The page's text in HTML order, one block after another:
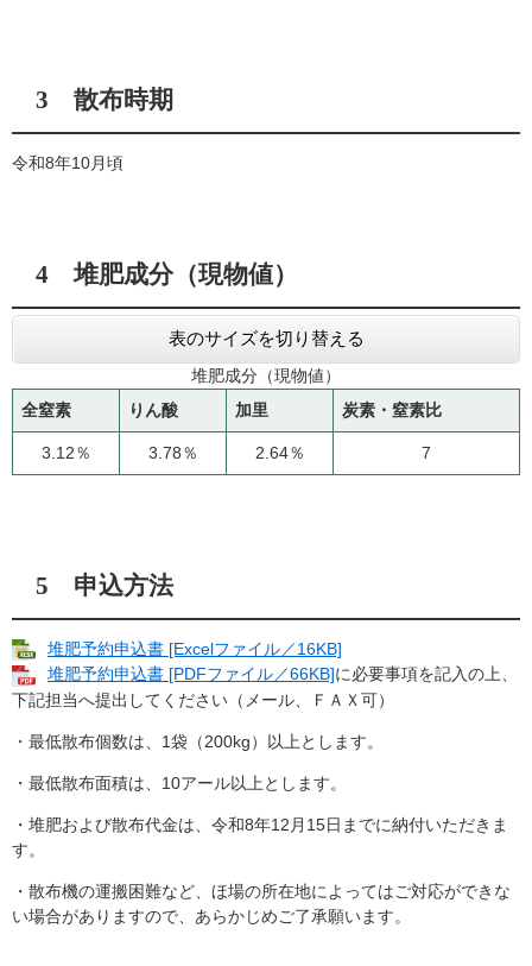
3 散布時期
令和8年10月頃
4 堆肥成分（現物値）
表のサイズを切り替える
堆肥成分（現物値）
全窒素
りん酸 加里 炭素・窒素比
3.12％ 3.78％ 2.64％ 7
5 申込方法
堆肥予約申込書 [Excelファイル／16KB]
堆肥予約申込書 [PDFファイル／66KB]に必要事項を記入の上、
下記担当へ提出してください（メール、ＦＡＸ可）
・最低散布個数は、1袋（200kg）以上とします。
・最低散布面積は、10アール以上とします。
・堆肥および散布代金は、令和8年12月15日までに納付いただきま
す。
・散布機の運搬困難など、ほ場の所在地によってはご対応ができな
い場合がありますので、あらかじめご了承願います。